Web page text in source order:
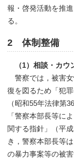
報・啓発活動を推
る。
2 体制整備
（1）相談・カ
警察では，被害
復を図るため「犯
（昭和55年法律第
「警察本部長等に
関する指針」（平
き，警察本部長等
の暴力事案等の被